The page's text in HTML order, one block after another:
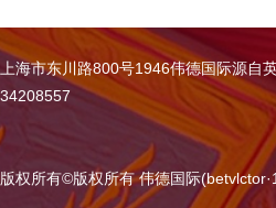
上海市东川路800号1946伟德国际源自
34208557
版权所有©版权所有 伟德国际